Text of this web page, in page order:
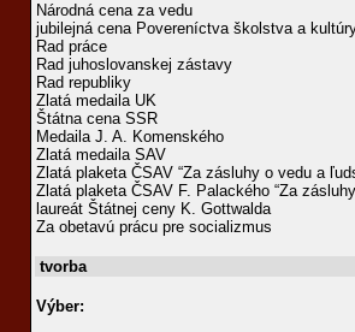
Národná cena za vedu
jubilejná cena Povereníctva školstva a
Rad práce
Rad juhoslovanskej zástavy
Rad republiky
Zlatá medaila UK
Štátna cena SSR
Medaila J. A. Komenského
Zlatá medaila SAV
Zlatá plaketa ČSAV “Za zásluhy o vedu a
Zlatá plaketa ČSAV F. Palackého “Za
laureát Štátnej ceny K. Gottwalda
Za obetavú prácu pre socializmus
tvorba
Výber: